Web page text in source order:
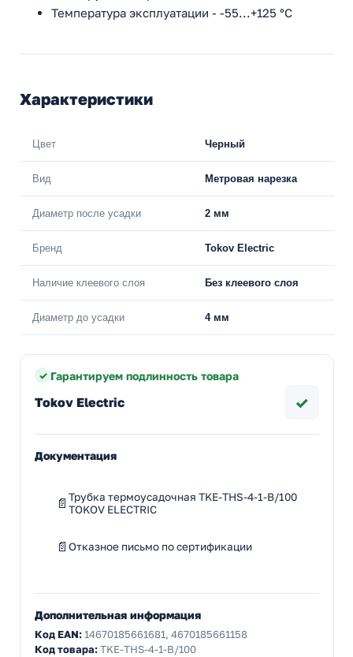
Температура эксплуатации - -55...+125 °С
Характеристики
Цвет Черный
Вид Метровая нарезка
Диаметр после усадки 2 мм
Бренд Tokov Electric
Наличие клеевого слоя Без клеевого слоя
Диаметр до усадки 4 мм
Гарантируем подлинность товара
Tokov Electric ✓
Документация
Трубка термоусадочная TKE-THS-4-1-B/100
TOKOV ELECTRIC
Отказное письмо по сертификации
Дополнительная информация
Код EAN:14670185661681, 4670185661158
Код товара:TKE-THS-4-1-B/100